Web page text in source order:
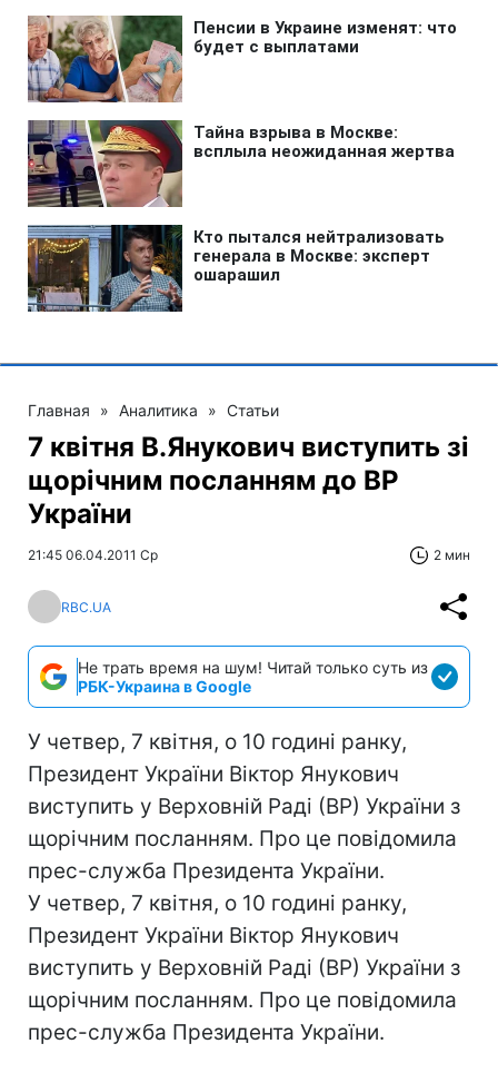
Главная » Аналитика » Статьи
7 квітня В.Янукович виступить зі
щорічним посланням до ВР
України
21:45 06.04.2011 Ср 2 мин
RBC.UA
Не трать время на шум! Читай только суть из
РБК-Украина в Google
У четвер, 7 квітня, о 10 годині ранку,
Президент України Віктор Янукович
виступить у Верховній Раді (ВР) України з
щорічним посланням. Про це повідомила
прес-служба Президента України.
У четвер, 7 квітня, о 10 годині ранку,
Президент України Віктор Янукович
виступить у Верховній Раді (ВР) України з
щорічним посланням. Про це повідомила
прес-служба Президента України.